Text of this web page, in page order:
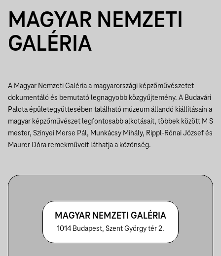
MAGYAR NEMZETI
GALÉRIA
A Magyar Nemzeti Galéria a magyarországi képzőművészetet
dokumentáló és bemutató legnagyobb közgyűjtemény. A Budavári
Palota épületegyüttesében található múzeum állandó kiállításain a
magyar képzőművészet legfontosabb alkotásait, többek között M S
mester, Szinyei Merse Pál, Munkácsy Mihály, Rippl-Rónai József és
Maurer Dóra remekműveit láthatja a közönség.
MAGYAR NEMZETI GALÉRIA
1014 Budapest, Szent György tér 2.